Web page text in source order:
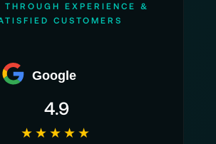
THROUGH EXPERIENCE &
CUSTOMERS
Google
4.9
★★★★★